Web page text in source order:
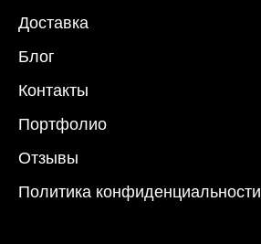
Доставка
Блог
Контакты
Портфолио
Отзывы
Политика конфиденциальности